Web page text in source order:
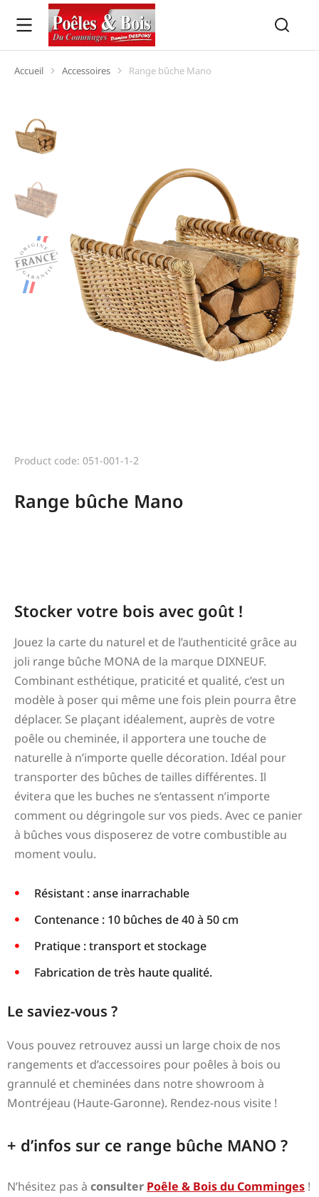
Vous êtes ici :
Accueil Accessoires Range bûche Mano
Product code: 051-001-1-2
Range bûche Mano
Stocker votre bois avec goût !
Jouez la carte du naturel et de l’authenticité grâce au
joli range bûche MONA de la marque DIXNEUF.
Combinant esthétique, praticité et qualité, c’est un
modèle à poser qui même une fois plein pourra être
déplacer. Se plaçant idéalement, auprès de votre
poêle ou cheminée, il apportera une touche de
naturelle à n’importe quelle décoration. Idéal pour
transporter des bûches de tailles différentes. Il
évitera que les buches ne s’entassent n’importe
comment ou dégringole sur vos pieds. Avec ce panier
à bûches vous disposerez de votre combustible au
moment voulu.
Résistant : anse inarrachable
Contenance : 10 bûches de 40 à 50 cm
Pratique : transport et stockage
Fabrication de très haute qualité.
Le saviez-vous ?
Vous pouvez retrouvez aussi un large choix de nos
rangements et d’accessoires pour poêles à bois ou
grannulé et cheminées dans notre showroom à
Montréjeau (Haute-Garonne). Rendez-nous visite !
+ d’infos sur ce range bûche MANO ?
N’hésitez pas à consulter Poêle & Bois du Comminges !